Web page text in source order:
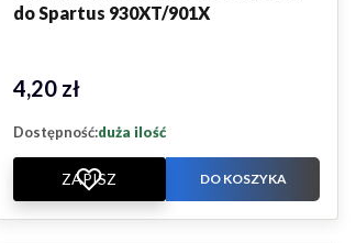
do Spartus 930XT/901X
Cena
4,20 zł
Dostępność:duża ilość
ZAPISZ DO KOSZYKA